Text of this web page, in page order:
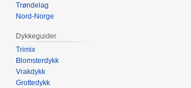
Trøndelag
Nord-Norge
Dykkeguider
Trimix
Blomsterdykk
Vrakdykk
Grottedykk